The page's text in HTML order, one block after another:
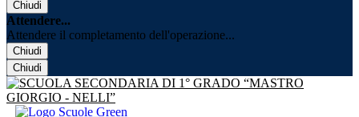
Chiudi
Attendere...
Attendere il completamento dell'operazione...
Chiudi
Chiudi